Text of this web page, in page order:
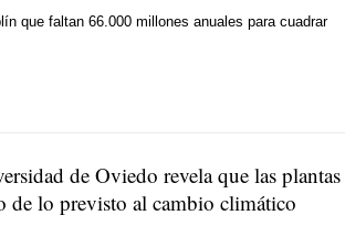
que faltan 66.000 millones anuales para cuadrar
de Oviedo revela que las plantas
de lo previsto al cambio climático